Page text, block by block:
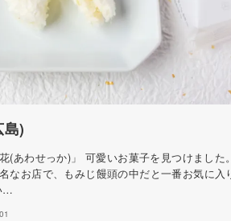
)
わせっか)」 可愛いお菓子を見つけました
なお店で、もみじ饅頭の中だと一番お気に入
…